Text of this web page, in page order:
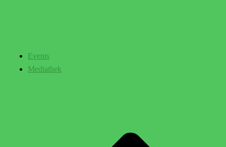
Events
Mediathek